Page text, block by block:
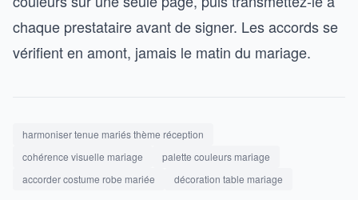
chaque prestataire avant de signer. Les accords se
vérifient en amont, jamais le matin du mariage.
harmoniser tenue mariés thème réception
cohérence visuelle mariage
palette couleurs mariage
accorder costume robe mariée
décoration table mariage